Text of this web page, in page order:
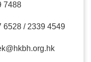
7488
6528 / 2339 4549